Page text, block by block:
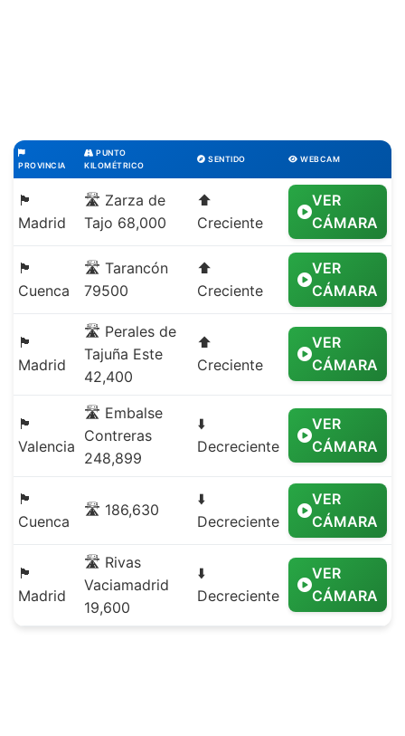
PROVINCIA
PUNTO
KILOMÉTRICO
SENTIDO WEBCAM
🏴
Madrid
🛣️ Zarza de
Tajo 68,000
⬆️
Creciente
VER
CÁMARA
🏴
Cuenca
🛣️ Tarancón
79500
⬆️
Creciente
VER
CÁMARA
🏴
Madrid
🛣️ Perales de
Tajuña Este
42,400
⬆️
Creciente
VER
CÁMARA
🏴
Valencia
🛣️ Embalse
Contreras
248,899
⬇️
Decreciente
VER
CÁMARA
🏴
Cuenca
🛣️ 186,630
⬇️
Decreciente
VER
CÁMARA
🏴
Madrid
🛣️ Rivas
Vaciamadrid
19,600
⬇️
Decreciente
VER
CÁMARA